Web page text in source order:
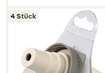
4 Stück